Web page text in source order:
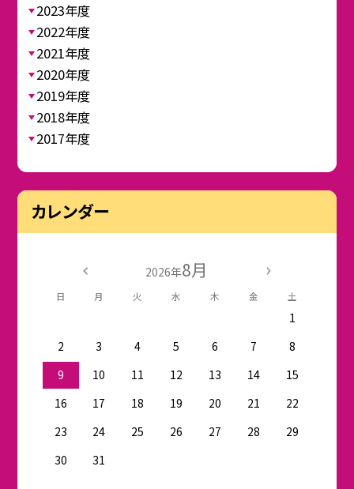
2023年度
2022年度
2021年度
2020年度
2019年度
2018年度
2017年度
カレンダー
2026年8月
日 月 火 水 木 金 土
1
2
3 4 5 6 7
8
9
10 11 12 13 14
15
16
17 18 19 20 21
22
23
24 25 26 27 28
29
30
31